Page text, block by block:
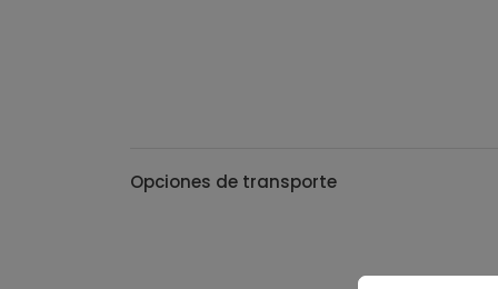
Opciones de transporte